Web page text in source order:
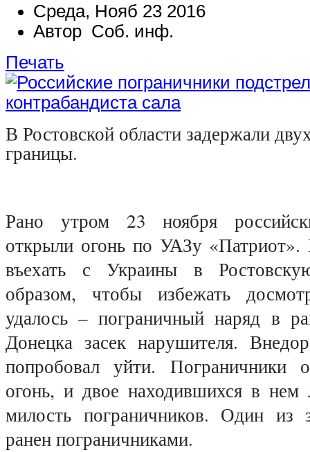
Среда, Нояб 23 2016
Автор Соб. инф.
Печать
В Ростовской области задержали
границы.
Рано утром 23 ноября
открыли огонь по УАЗу
въехать с Украины в
образом, чтобы избежать
удалось – пограничный наряд в
Донецка засек нарушителя.
попробовал уйти. Пограничники
огонь, и двое находившихся в нем
милость пограничников. Один из
ранен пограничниками.